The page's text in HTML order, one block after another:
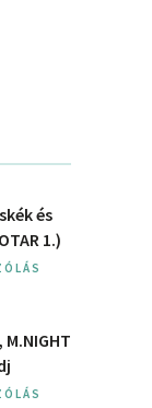
és
1.)
M.NIGHT